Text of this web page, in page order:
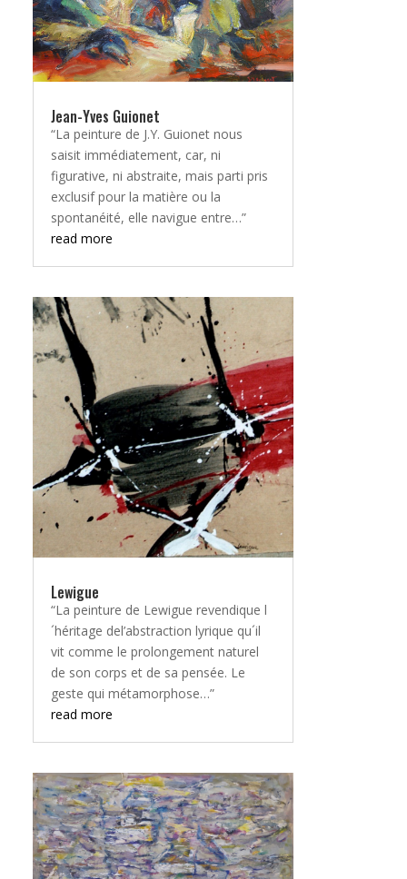
Jean-Yves Guionet
“La peinture de J.Y. Guionet nous
saisit immédiatement, car, ni
figurative, ni abstraite, mais parti pris
exclusif pour la matière ou la
spontanéité, elle navigue entre…”
read more
Lewigue
“La peinture de Lewigue revendique l
´héritage del’abstraction lyrique qu´il
vit comme le prolongement naturel
de son corps et de sa pensée. Le
geste qui métamorphose…”
read more